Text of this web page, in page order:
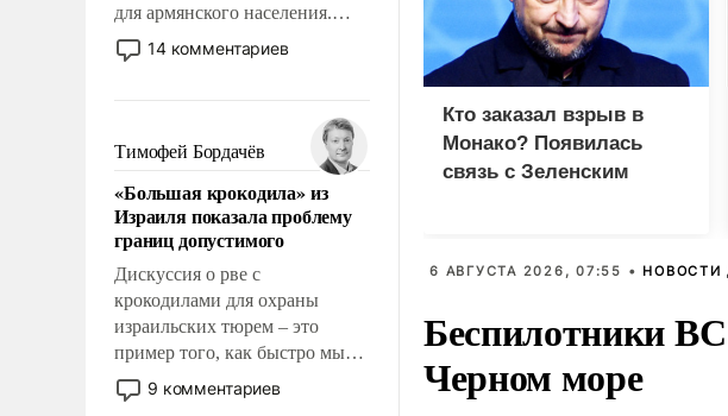
для армянского населения.
Мир, где политические
прожекты будут безусловно
налогоплательщиков и где
Еревану за свои поступки не
нужно отвечать.
14 комментариев
Тимофей Бордачёв
«Большая крокодила» из
Израиля показала проблему
границ допустимого
Дискуссия о рве с
крокодилами для охраны
израильских тюрем – это
пример того, как быстро мы
двигаемся по пути
революционных изменений.
9 комментариев
Кто заказал взрыв в
Монако? Появилась
связь с Зеленским
6 АВГУСТА 2026, 07:55 • НОВОСТИ
Беспилотники ВС
Черном море